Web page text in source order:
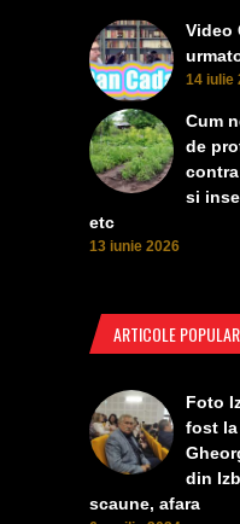
Video
14 iulie
Cum
de
si
etc
13 iunie 2026
ARTICOLE
Foto
fost
din
scaune, afara